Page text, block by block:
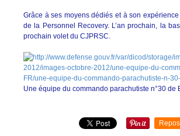
Grâce à ses moyens dédiés et à son
de la Personnel Recovery. L’an prochain, la
prochain volet du CJPRSC.
Une équipe du commando parachutiste n°30 de